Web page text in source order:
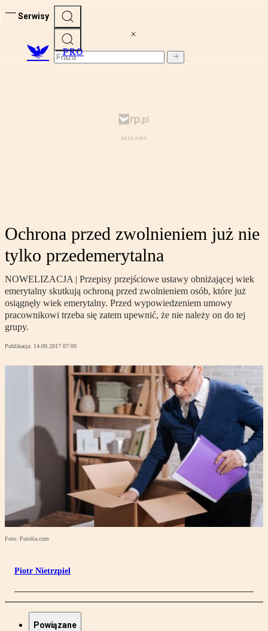
Serwisy
PRO
Ochrona przed zwolnieniem już nie
tylko przedemerytalna
NOWELIZACJA | Przepisy przejściowe ustawy obniżającej wiek
emerytalny skutkują ochroną przed zwolnieniem osób, które już
osiągnęły wiek emerytalny. Przed wypowiedzeniem umowy
pracownikowi trzeba się zatem upewnić, że nie należy on do tej
grupy.
Publikacja: 14.09.2017 07:00
Foto: Fotolia.com
Piotr Nietrzpiel
Powiązane